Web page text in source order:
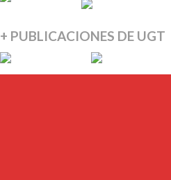
+ PUBLICACIONES DE UGT